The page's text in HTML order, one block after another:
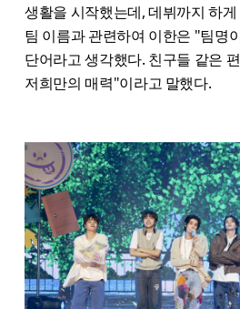
생활을 시작했는데, 데뷔까지 하
팀 이름과 관련하여 이한은 "팀명
단어라고 생각했다. 친구들 같은
저희만의 매력"이라고 말했다.